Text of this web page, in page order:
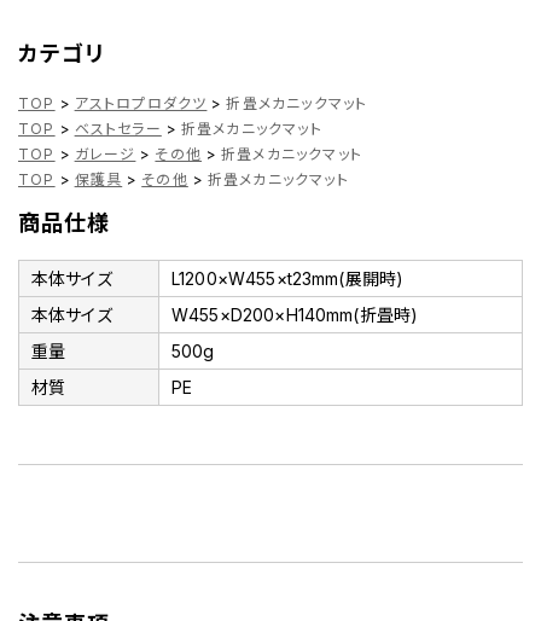
カテゴリ
TOP > アストロプロダクツ > 折畳メカニックマット
TOP > ベストセラー > 折畳メカニックマット
TOP > ガレージ > その他 > 折畳メカニックマット
TOP > 保護具 > その他 > 折畳メカニックマット
商品仕様
本体サイズ
L1200×W455×t23mm(展開時)
本体サイズ
W455×D200×H140mm(折畳時)
重量
500g
材質
PE